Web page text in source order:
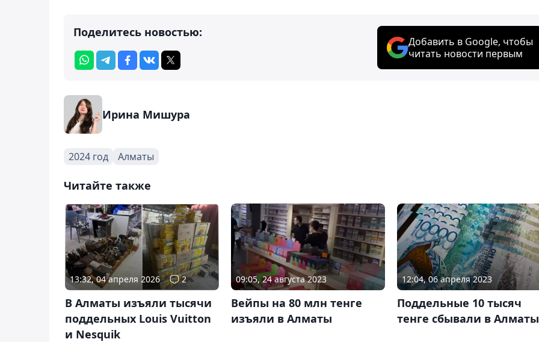
Поделитесь новостью:
Добавить в Google, чтобы
читать новости первым
Ирина Мишура
2024 год Алматы
Читайте также
13:32, 04 апреля 2026 2
В Алматы изъяли тысячи
поддельных Louis Vuitton
и Nesquik
09:05, 24 августа 2023
Вейпы на 80 млн тенге
изъяли в Алматы
12:04, 06 апреля 2023
Поддельные 10 тысяч
тенге сбывали в Алматы